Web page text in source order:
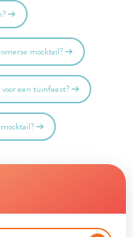
mocktail?
een tuinfeest?